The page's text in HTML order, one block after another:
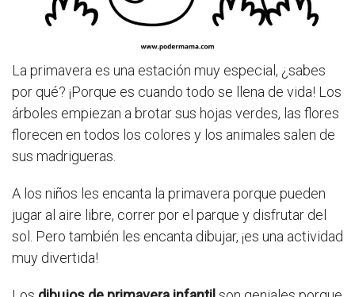
La primavera es una estación muy especial, ¿sabes
por qué? ¡Porque es cuando todo se llena de vida! Los
árboles empiezan a brotar sus hojas verdes, las flores
florecen en todos los colores y los animales salen de
sus madrigueras.
A los niños les encanta la primavera porque pueden
jugar al aire libre, correr por el parque y disfrutar del
sol. Pero también les encanta dibujar, ¡es una actividad
muy divertida!